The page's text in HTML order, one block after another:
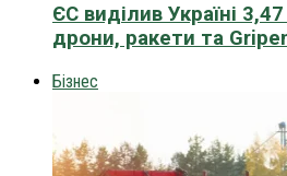
ЄС виділив Україні
дрони, ракети та
Бізнес